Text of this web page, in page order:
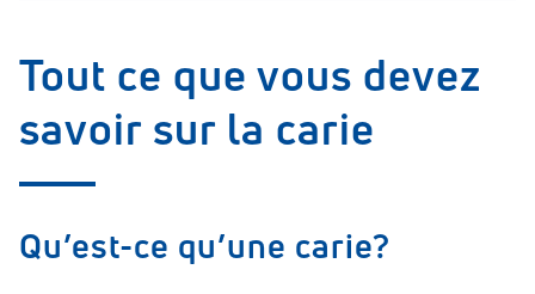
Tout ce que vous devez
savoir sur la carie
Qu’est-ce qu’une carie?